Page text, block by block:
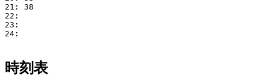
21: 38
22:
23:
24:
時刻表